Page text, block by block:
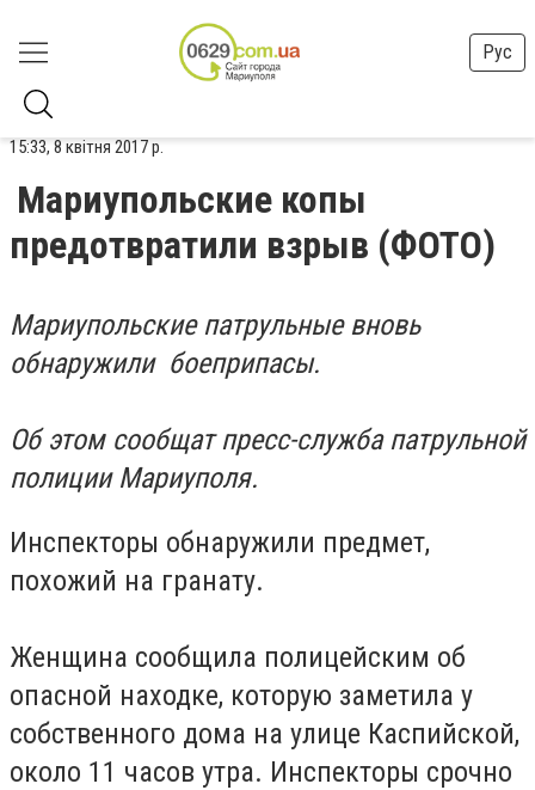
Рус
15:33, 8 квітня 2017 р.
Мариупольские копы
предотвратили взрыв (ФОТО)
Мариупольские патрульные вновь
обнаружили боеприпасы.
Об этом сообщат пресс-служба патрульной
полиции Мариуполя.
Инспекторы обнаружили предмет,
похожий на гранату.
Женщина сообщила полицейским об
опасной находке, которую заметила у
собственного дома на улице Каспийской,
около 11 часов утра. Инспекторы срочно